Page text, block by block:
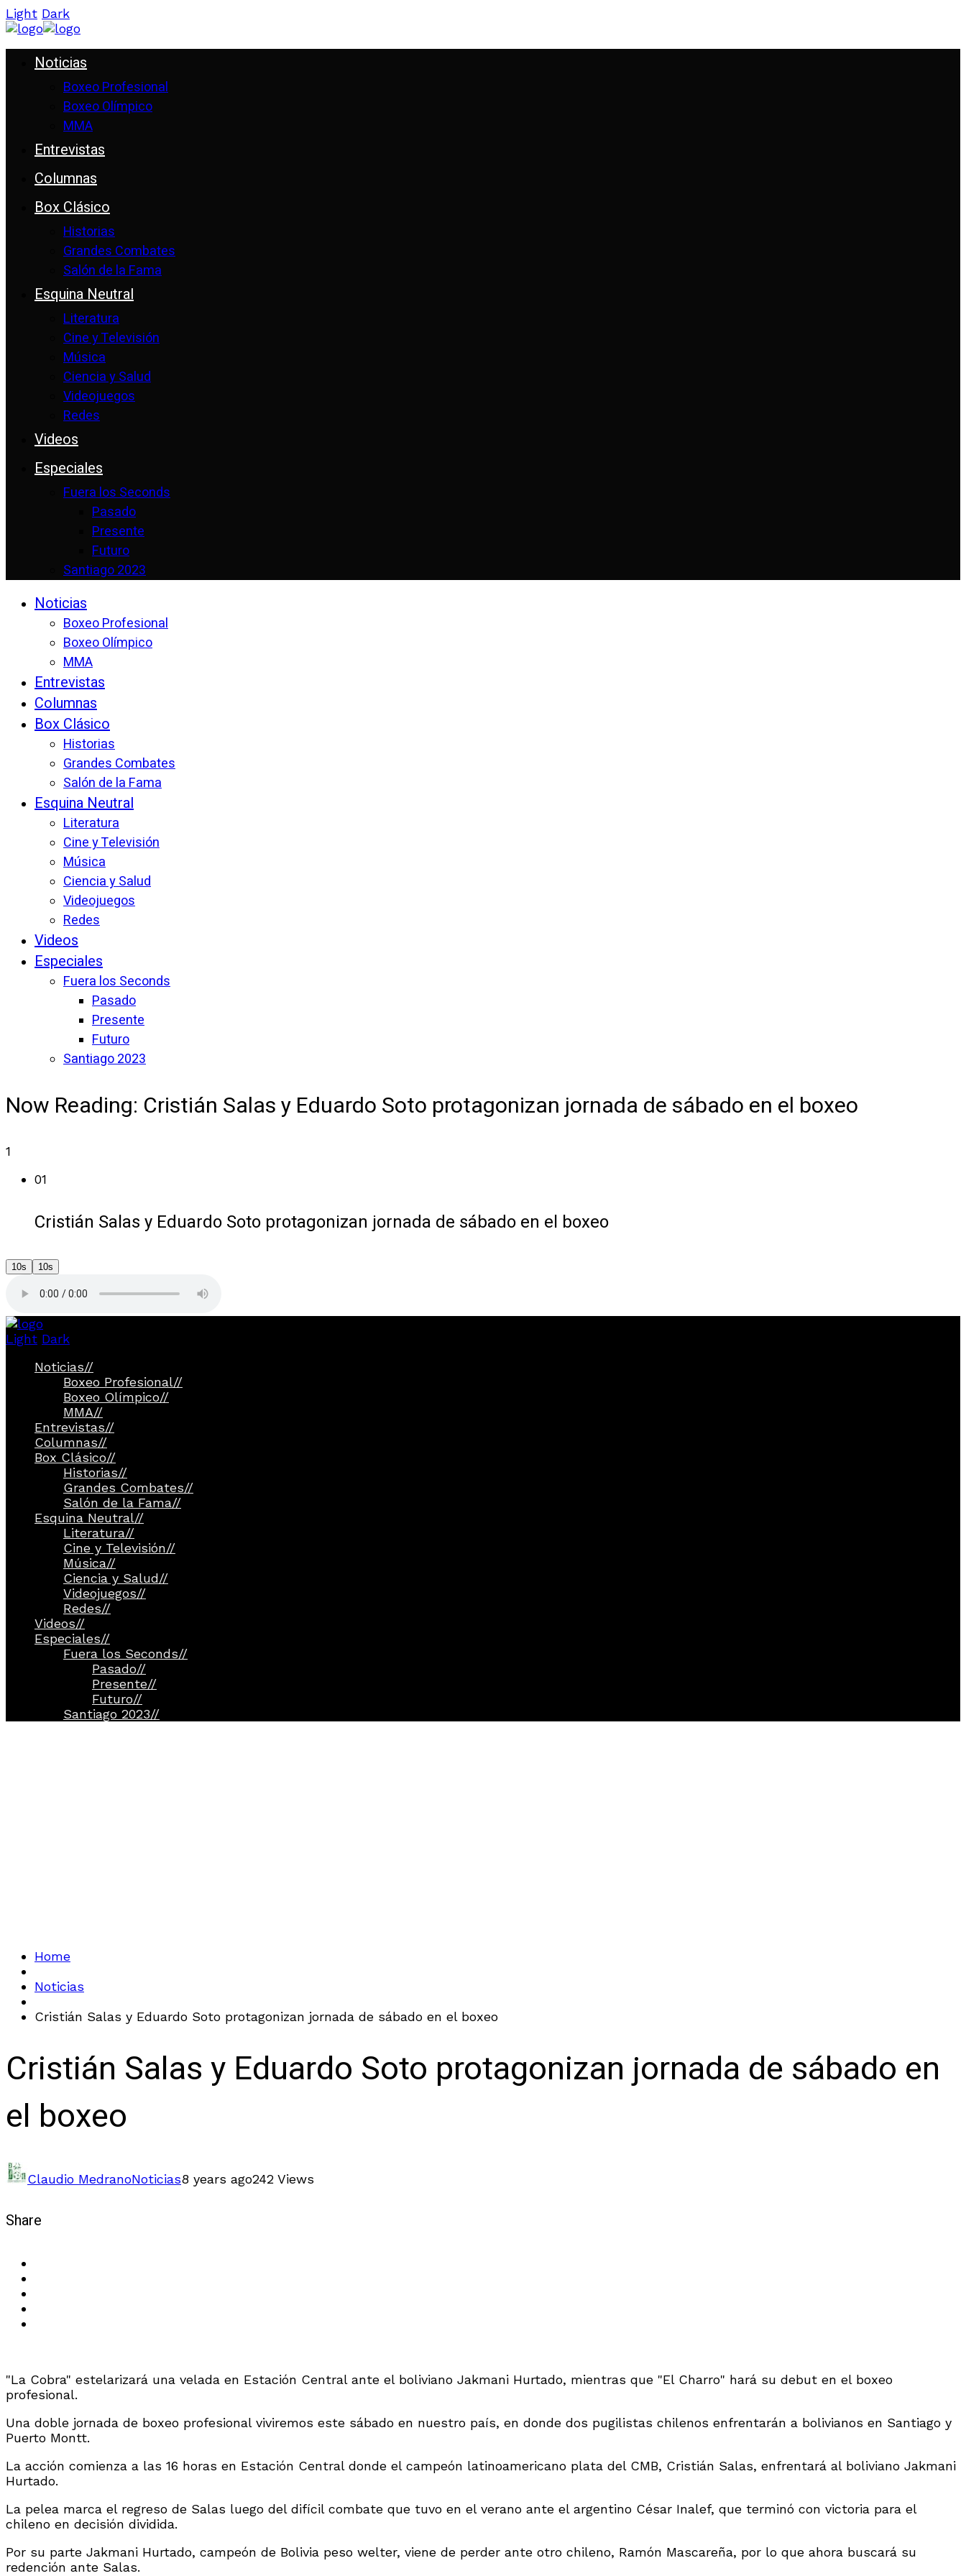
Light Dark
Noticias
Boxeo Profesional
Boxeo Olímpico
MMA
Entrevistas
Columnas
Box Clásico
Historias
Grandes Combates
Salón de la Fama
Esquina Neutral
Literatura
Cine y Televisión
Música
Ciencia y Salud
Videojuegos
Redes
Videos
Especiales
Fuera los Seconds
Pasado
Presente
Futuro
Santiago 2023
Noticias
Boxeo Profesional
Boxeo Olímpico
MMA
Entrevistas
Columnas
Box Clásico
Historias
Grandes Combates
Salón de la Fama
Esquina Neutral
Literatura
Cine y Televisión
Música
Ciencia y Salud
Videojuegos
Redes
Videos
Especiales
Fuera los Seconds
Pasado
Presente
Futuro
Santiago 2023
Now Reading: Cristián Salas y Eduardo Soto protagonizan jornada de sábado en el boxeo
1
01
Cristián Salas y Eduardo Soto protagonizan jornada de sábado en el boxeo
10s 10s
Light Dark
Noticias//
Boxeo Profesional//
Boxeo Olímpico//
MMA//
Entrevistas//
Columnas//
Box Clásico//
Historias//
Grandes Combates//
Salón de la Fama//
Esquina Neutral//
Literatura//
Cine y Televisión//
Música//
Ciencia y Salud//
Videojuegos//
Redes//
Videos//
Especiales//
Fuera los Seconds//
Pasado//
Presente//
Futuro//
Santiago 2023//
Home
Noticias
Cristián Salas y Eduardo Soto protagonizan jornada de sábado en el boxeo
Cristián Salas y Eduardo Soto protagonizan jornada de sábado en
el boxeo
Claudio MedranoNoticias8 years ago242 Views
Share
"La Cobra" estelarizará una velada en Estación Central ante el boliviano Jakmani Hurtado, mientras que "El Charro" hará su debut en el boxeo
profesional.
Una doble jornada de boxeo profesional viviremos este sábado en nuestro país, en donde dos pugilistas chilenos enfrentarán a bolivianos en Santiago y
Puerto Montt.
La acción comienza a las 16 horas en Estación Central donde el campeón latinoamericano plata del CMB, Cristián Salas, enfrentará al boliviano Jakmani
Hurtado.
La pelea marca el regreso de Salas luego del difícil combate que tuvo en el verano ante el argentino César Inalef, que terminó con victoria para el
chileno en decisión dividida.
Por su parte Jakmani Hurtado, campeón de Bolivia peso welter, viene de perder ante otro chileno, Ramón Mascareña, por lo que ahora buscará su
redención ante Salas.